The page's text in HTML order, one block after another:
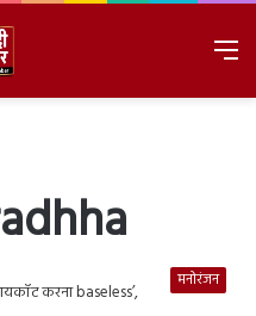
मनोरंजन